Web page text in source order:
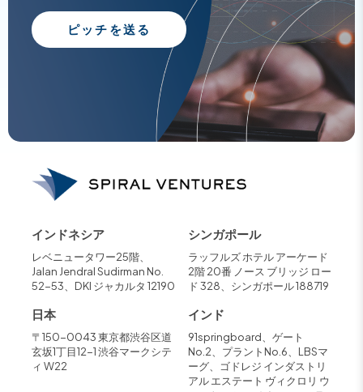
ピッチを送る
インドネシア
レベニュータワー25階、
Jalan Jendral Sudirman No.
52-53、DKI ジャカルタ 12190
シンガポール
ラッフルズ ホテル アーケード
2階 20番 ノース ブリッジ ロー
ド 328、シンガポール 188719
日本
〒150-0043 東京都渋谷区道
玄坂1丁目12-1 渋谷マークシテ
ィ W22
インド
91springboard、ゲート
No.2、プラントNo.6、LBSマ
ーグ、ゴドレジ インダストリ
アル エステート ヴィクロリ ウ